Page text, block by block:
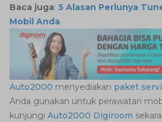
Baca juga: 5 Alasan Perlunya
Mobil Anda
Auto2000 menyediakan paket
Anda gunakan untuk perawatan
kunjungi Auto2000 Digiroom